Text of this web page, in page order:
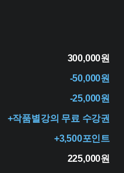
300,000원
-50,000원
-25,000원
+작품별강의 무료 수강권
+3,500포인트
225,000원